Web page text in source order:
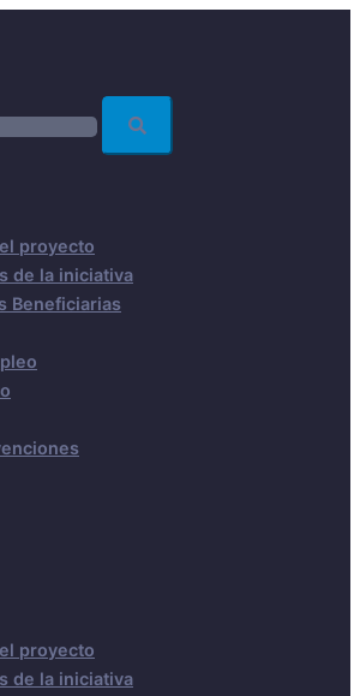
proyecto
de la iniciativa
Beneficiarias
proyecto
de la iniciativa